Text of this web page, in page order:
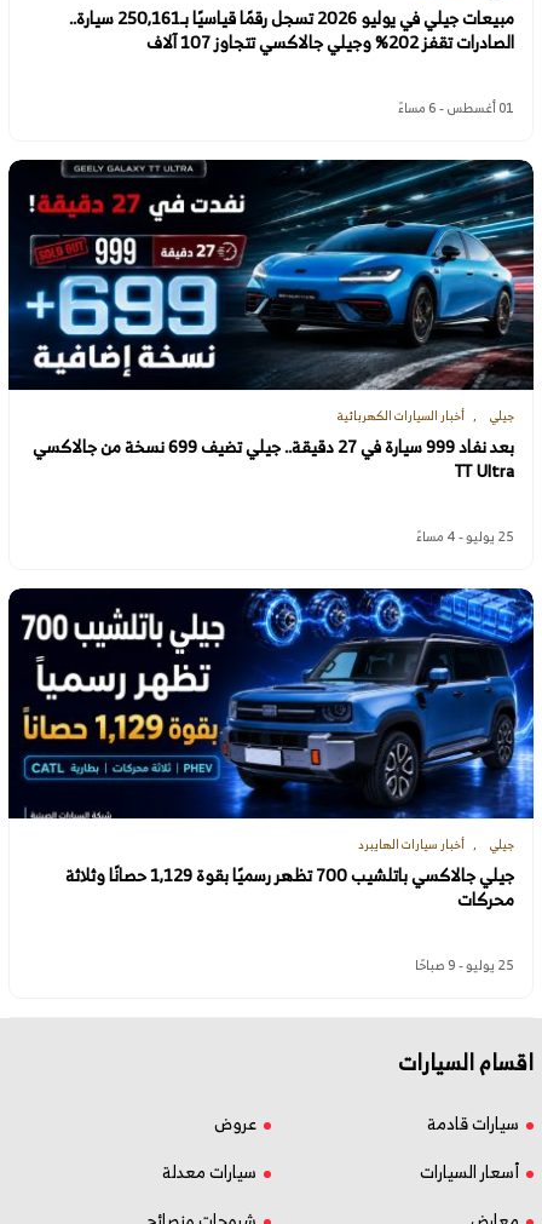
مبيعات جيلي في يوليو 2026 تسجل رقمًا قياسيًا بـ250,161 سيارة..
الصادرات تقفز 202% وجيلي جالاكسي تتجاوز 107 آلاف
01 أغسطس - 6 مساءً
جيلي أخبار السيارات الكهربائية
بعد نفاد 999 سيارة في 27 دقيقة.. جيلي تضيف 699 نسخة من جالاكسي
TT Ultra
25 يوليو - 4 مساءً
جيلي أخبار سيارات الهايبرد
جيلي جالاكسي باتلشيب 700 تظهر رسميًا بقوة 1,129 حصانًا وثلاثة
محركات
25 يوليو - 9 صباحًا
اقسام السيارات
سيارات قادمة
عروض
أسعار السيارات
سيارات معدلة